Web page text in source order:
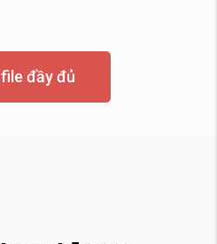
đầy đủ